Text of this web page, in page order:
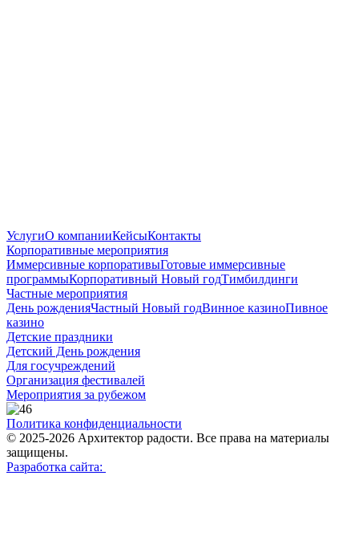
УслугиО компанииКейсыКонтакты
Корпоративные мероприятия
Иммерсивные корпоративыГотовые иммерсивные
программыКорпоративный Новый годТимбилдинги
Частные мероприятия
День рожденияЧастный Новый годВинное казиноПивное
казино
Детские праздники
Детский День рождения
Для госучреждений
Организация фестивалей
Мероприятия за рубежом
Политика конфиденциальности
© 2025-2026 Архитектор радости. Все права на материалы
защищены.
Разработка сайта: